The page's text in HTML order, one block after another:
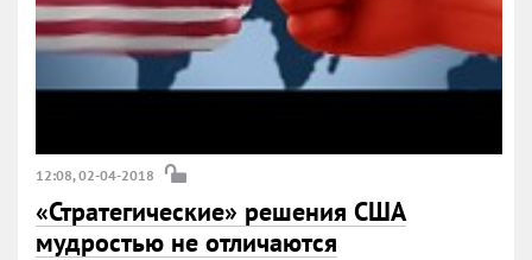
12:08, 02-04-2018
«Стратегические» решения США
мудростью не отличаются